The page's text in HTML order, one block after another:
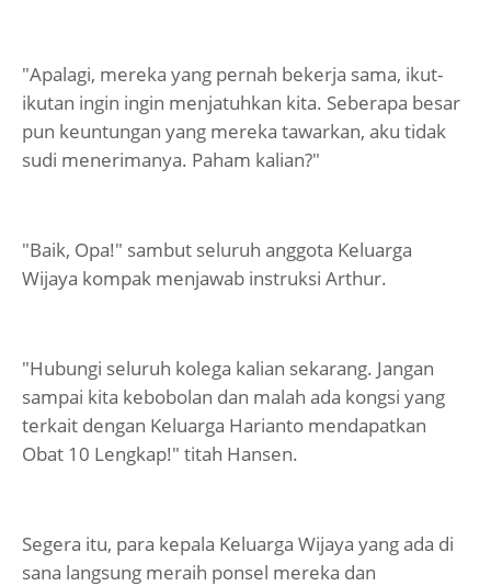
"Apalagi, mereka yang pernah bekerja sama, ikut-
ikutan ingin ingin menjatuhkan kita. Seberapa besar
pun keuntungan yang mereka tawarkan, aku tidak
sudi menerimanya. Paham kalian?"
"Baik, Opa!" sambut seluruh anggota Keluarga
Wijaya kompak menjawab instruksi Arthur.
"Hubungi seluruh kolega kalian sekarang. Jangan
sampai kita kebobolan dan malah ada kongsi yang
terkait dengan Keluarga Harianto mendapatkan
Obat 10 Lengkap!" titah Hansen.
Segera itu, para kepala Keluarga Wijaya yang ada di
sana langsung meraih ponsel mereka dan